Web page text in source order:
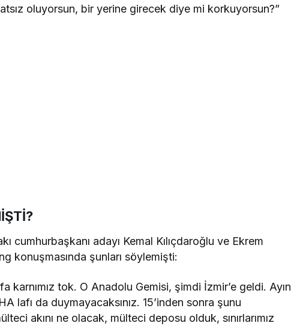
oluyorsun, bir yerine girecek diye mi korkuyorsun?”
cumhurbaşkanı adayı Kemal Kılıçdaroğlu ve Ekrem
konuşmasında şunları söylemişti:
karnımız tok. O Anadolu Gemisi, şimdi İzmir’e geldi. Ayın
lafı da duymayacaksınız. 15’inden sonra şunu
akını ne olacak, mülteci deposu olduk, sınırlarımız